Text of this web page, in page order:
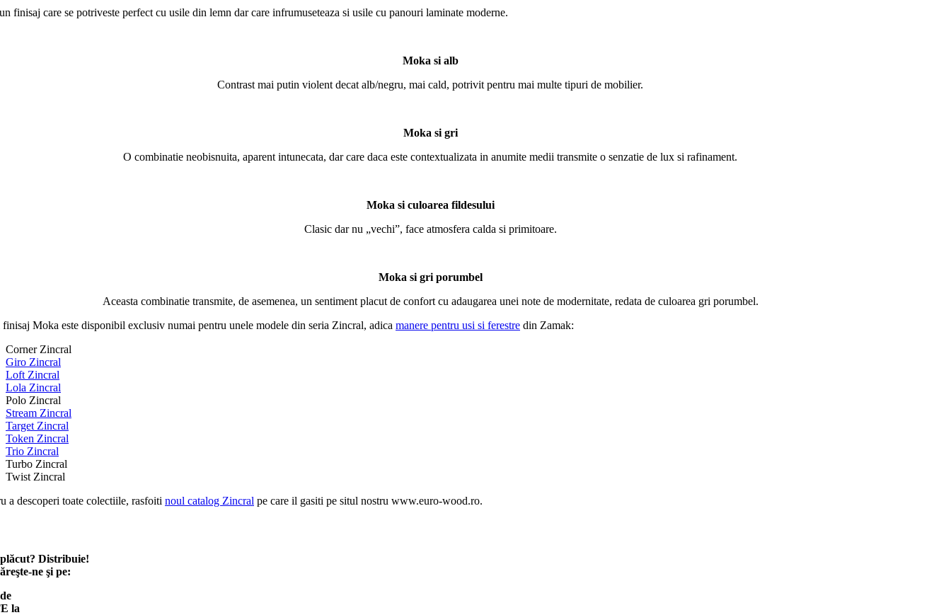
finisaj care se potriveste perfect cu usile din lemn dar care infrumuseteaza si usile cu panouri laminate moderne.
Moka si alb
Contrast mai putin violent decat alb/negru, mai cald, potrivit pentru mai multe tipuri de mobilier.
Moka si gri
O combinatie neobisnuita, aparent intunecata, dar care daca este contextualizata in anumite medii transmite o senzatie de lux si rafinament.
Moka si culoarea fildesului
Clasic dar nu „vechi”, face atmosfera calda si primitoare.
Moka si gri porumbel
Aceasta combinatie transmite, de asemenea, un sentiment placut de confort cu adaugarea unei note de modernitate, redata de culoarea gri porumbel.
Moka este disponibil exclusiv numai pentru unele modele din seria Zincral, adica manere pentru usi si ferestre din Zamak:
Corner Zincral
Giro Zincral
Loft Zincral
Lola Zincral
Polo Zincral
Stream Zincral
Target Zincral
Token Zincral
Trio Zincral
Turbo Zincral
Twist Zincral
a descoperi toate colectiile, rasfoiti noul catalog Zincral pe care il gasiti pe situl nostru www.euro-wood.ro.
Distribuie!
ne şi pe:
la